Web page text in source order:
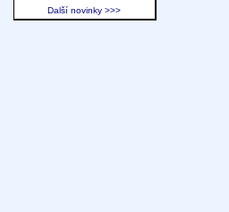
Další novinky >>>